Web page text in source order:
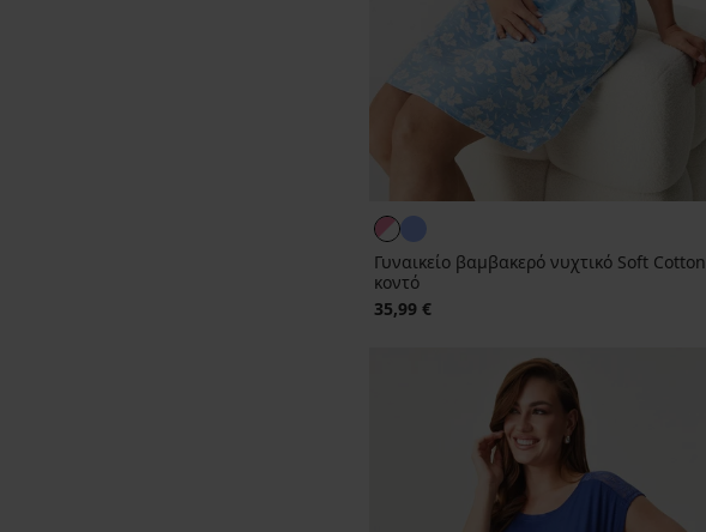
Γυναικείο βαμβακερό νυχτικό Soft Cotton
κοντό
35,99 €